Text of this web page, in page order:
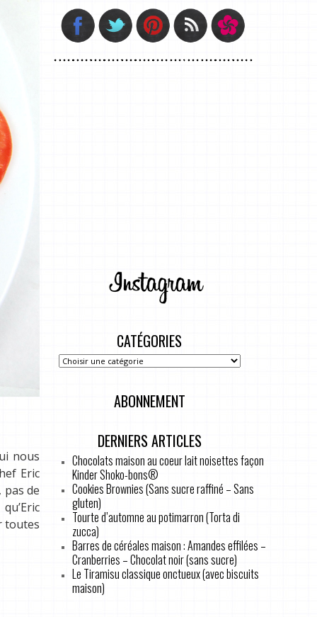
nous
Eric
de
toutes
CATÉGORIES
ABONNEMENT
DERNIERS ARTICLES
Chocolats maison au coeur lait noisettes façon
Kinder Shoko-bons®
Cookies Brownies (Sans sucre raffiné – Sans
gluten)
Tourte d’automne au potimarron (Torta di
zucca)
Barres de céréales maison : Amandes effilées –
Cranberries – Chocolat noir (sans sucre)
Le Tiramisu classique onctueux (avec biscuits
maison)